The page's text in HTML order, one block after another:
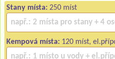
Stany místa: 250 míst
Kempová místa: 120 míst,